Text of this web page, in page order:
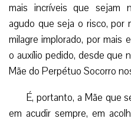
mais incríveis que sejam
agudo que seja o risco, por
milagre implorado, por mais
o auxílio pedido, desde que
Mãe do Perpétuo Socorro
É, portanto, a Mãe que
em acudir sempre, em